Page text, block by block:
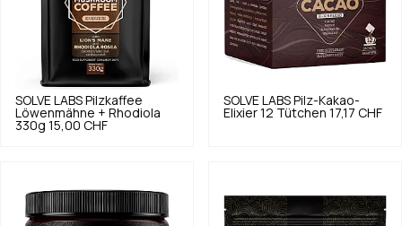
SOLVE LABS Pilzkaffee
Löwenmähne + Rhodiola
330g 15,00 CHF
SOLVE LABS Pilz-Kakao-
Elixier 12 Tütchen 17,17 CHF